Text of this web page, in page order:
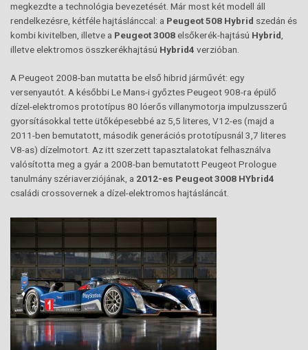
megkezdte a technológia bevezetését. Már most két modell áll
rendelkezésre, kétféle hajtáslánccal: a Peugeot 508 Hybrid szedán és
kombi kivitelben, illetve a Peugeot 3008elsőkerék-hajtású Hybrid
illetve elektromos összkerékhajtású Hybrid4 verzióban.
A Peugeot 2008-ban mutatta be első hibrid járművét: egy
versenyautót. A későbbi Le Mans-i győztes Peugeot 908-ra épülő
dízel-elektromos prototípus 80 lóerős villanymotorja impulzusszerű
gyorsításokkal tette ütőképesebbé az 5,5 literes, V12-es (majd a
2011-ben bemutatott, második generációs prototípusnál 3,7 literes
V8-as) dízelmotort. Az itt szerzett tapasztalatokat felhasználva
valósította meg a gyár a 2008-ban bemutatott Peugeot Prologue
tanulmány szériaverziójának, a 2012-es Peugeot 3008 HYbrid4
családi crossovernek a dízel-elektromos hajtásláncát.